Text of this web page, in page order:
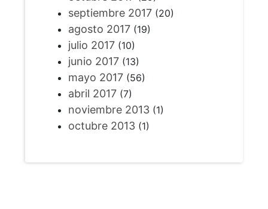
septiembre 2017(20)
agosto 2017(19)
julio 2017(10)
junio 2017(13)
mayo 2017(56)
abril 2017(7)
noviembre 2013(1)
octubre 2013(1)